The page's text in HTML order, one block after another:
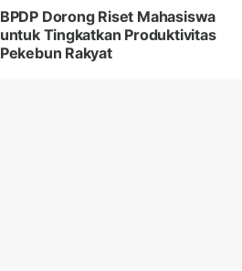
BPDP Dorong Riset Mahasiswa
untuk Tingkatkan Produktivitas
Pekebun Rakyat